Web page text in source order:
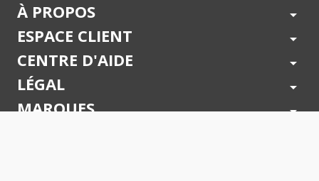
À PROPOS arrow_drop_down
ESPACE CLIENT arrow_drop_down
CENTRE D'AIDE arrow_drop_down
LÉGAL arrow_drop_down
MARQUES arrow_drop_down